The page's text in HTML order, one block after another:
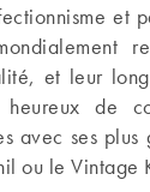
et
et leur
heureux de
avec ses plus
ou le Vintage